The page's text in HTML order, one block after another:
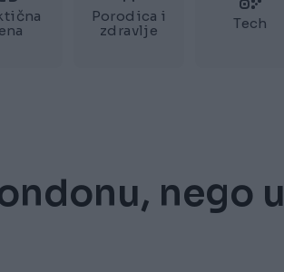
Porodica i
zdravlje
Tech
nego u